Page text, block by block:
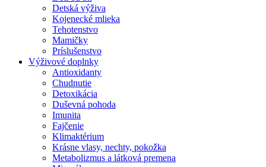
Detská výživa
Kojenecké mlieka
Tehotenstvo
Mamičky
Príslušenstvo
Výživové doplnky
Antioxidanty
Chudnutie
Detoxikácia
Duševná pohoda
Imunita
Fajčenie
Klimaktérium
Krásne vlasy, nechty, pokožka
Metabolizmus a látková premena